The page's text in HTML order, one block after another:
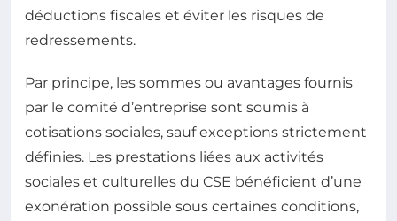
déductions fiscales et éviter les risques de
redressements.
Par principe, les sommes ou avantages fournis
par le comité d’entreprise sont soumis à
cotisations sociales, sauf exceptions strictement
définies. Les prestations liées aux activités
sociales et culturelles du CSE bénéficient d’une
exonération possible sous certaines conditions,